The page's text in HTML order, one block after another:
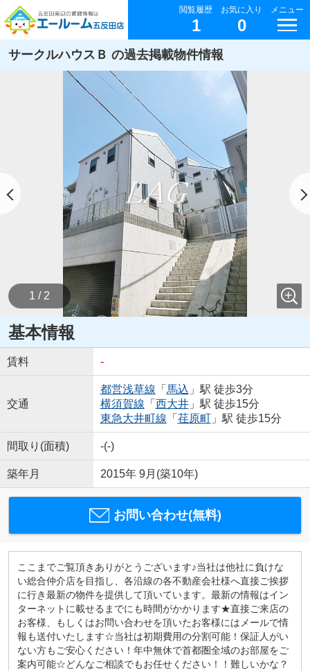
閲覧履歴
1
お気に入り
0
メニュー
サークルハウスＢ の過去掲載物件情報
1 / 2
基本情報
賃料 -
交通
都営浅草線 「 馬込 」駅 徒歩3分
横須賀線 「 西大井」駅 徒歩15分
東急大井町線 「 荏原町」駅 徒歩15分
間取り(面積) -(-)
築年月 2015年 9月(築10年)
お問い合わせ(無料)
ここまでご覧頂きありがとうございます♪当社は他社に負けな
い総合仲介店を目指し、各沿線の各不動産会社様へ直接ご挨拶
に行き最新の物件を提供して頂いています。最新の情報はイン
ターネットに載せるまでにも時間がかかります★直接ご来店の
お客様、もしくはお問い合わせを頂いたお客様にはメールで情
報も送付いたします☆当社は初期費用の分割可能！保証人がい
ない方もご安心ください！年中無休で首都圏全域のお部屋をご
案内可能☆どんなご相談でもお任せください！！難しいかな？